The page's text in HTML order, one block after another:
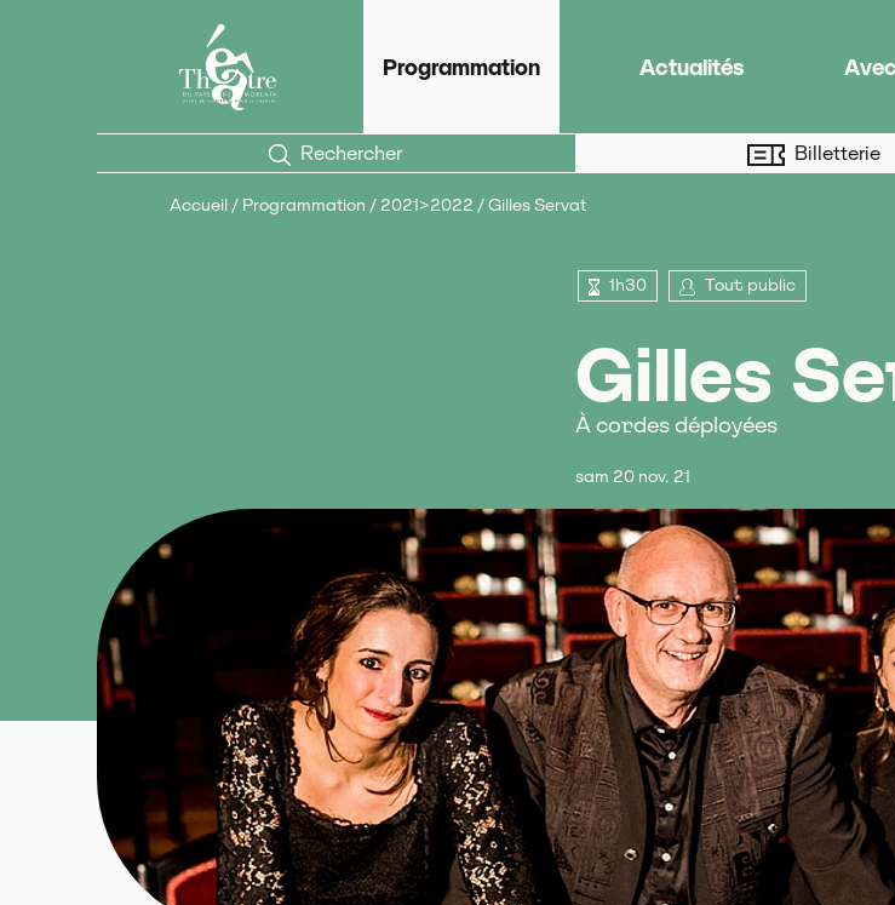
Programmation Actualités
Rechercher Billetterie
Accueil / Programmation / 2021>2022 /Gilles Servat
1h30 Tout public
Gilles
À cordes déployées
sam 20 nov. 21